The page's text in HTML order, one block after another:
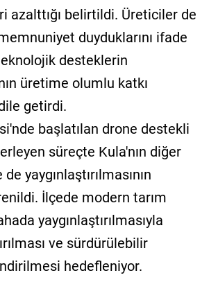
azalttığı belirtildi. Üreticiler de
duyduklarını ifade
desteklerin
üretime olumlu katkı
getirdi.
başlatılan drone destekli
süreçte Kula'nın diğer
yaygınlaştırılmasının
İlçede modern tarım
yaygınlaştırılmasıyla
ve sürdürülebilir
hedefleniyor.